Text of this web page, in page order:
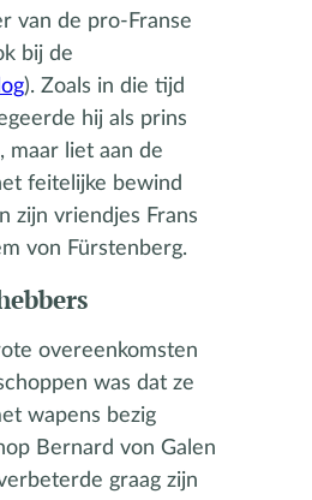
van de pro-Franse
bij de
). Zoals in die tijd
hij als prins
maar liet aan de
feitelijke bewind
zijn vriendjes Frans
von Fürstenberg.
overeenkomsten
was dat ze
wapens bezig
Bernard von Galen
graag zijn